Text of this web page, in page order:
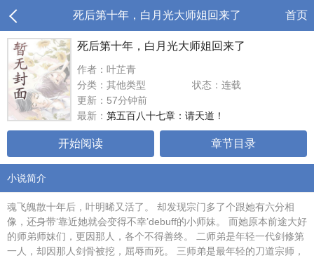
死后第十年，白月光大师姐回来了 首页
死后第十年，白月光大师姐回来了
作者：叶芷青
分类：其他类型
状态：连载
更新：57分钟前
最新： 第五百八十七章：请天道！
开始阅读 章节目录
小说简介
魂飞魄散十年后，叶明晞又活了。 却发现宗门多了个跟她有六分相
像，还身带‘靠近她就会变得不幸’debuff的小师妹。 而她原本前途大好
的师弟师妹们，更因那人，各个不得善终。 二师弟是年轻一代剑修第
一人，却因那人剑骨被挖，屈辱而死。 三师弟是最年轻的刀道宗师，